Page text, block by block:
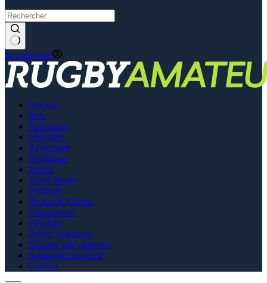
Se connecter
Accueil
Pros
Nationales
Fédérales
Régionales
Féminines
Jeunes
Esprit Rugby
Podcasts
Photos & Vidéos
Classements
Résultats
Petites Annonces
Déposer une annonce
Soumettre un article
Contact